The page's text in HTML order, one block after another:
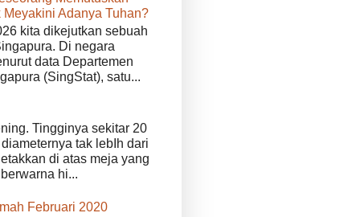
Meyakini Adanya Tuhan?
kita dikejutkan sebuah
Di negara
data Departemen
(SingStat), satu...
Tingginya sekitar 20
tak lebIh dari
di atas meja yang
hi...
Februari 2020